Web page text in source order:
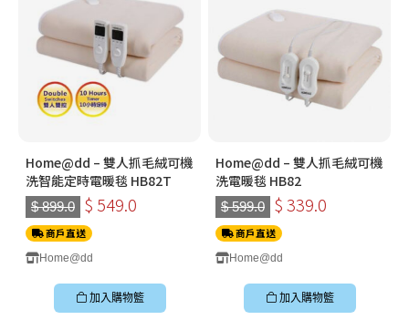
Home@dd – 雙人抓毛絨可機
洗智能定時電暖毯 HB82T
$ 899.0 $ 549.0
商戶直送
Home@dd
加入購物籃
Home@dd – 雙人抓毛絨可機
洗電暖毯 HB82
$ 599.0 $ 339.0
商戶直送
Home@dd
加入購物籃